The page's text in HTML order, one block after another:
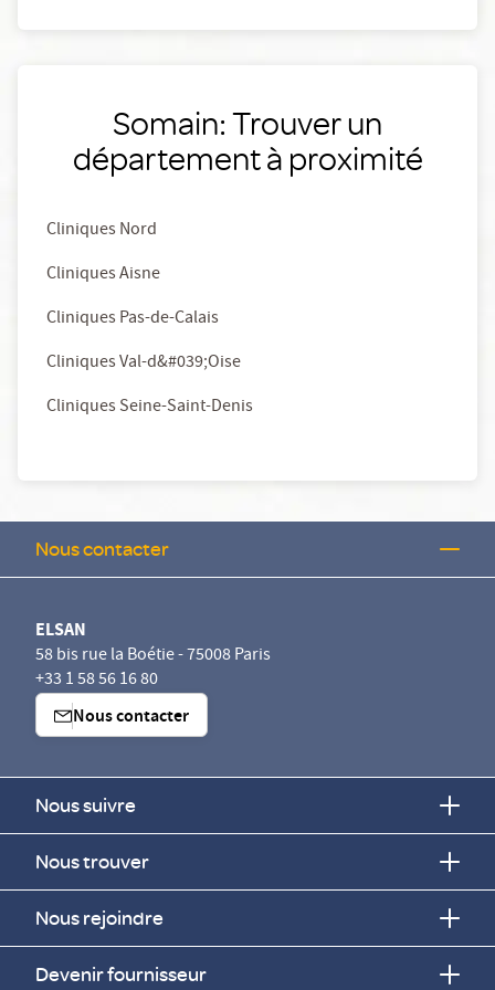
Somain: Trouver un
département à proximité
Cliniques Nord
Cliniques Aisne
Cliniques Pas-de-Calais
Cliniques Val-d&#039;Oise
Cliniques Seine-Saint-Denis
Nous contacter
ELSAN
58 bis rue la Boétie - 75008 Paris
+33 1 58 56 16 80
Nous contacter
Nous suivre
Nous trouver
Nous rejoindre
Devenir fournisseur